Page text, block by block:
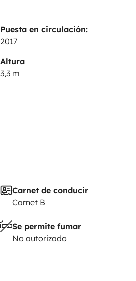
Puesta en circulación:
2017
Altura
3,3 m
Carnet de conducir
Carnet B
Se permite fumar
No autorizado